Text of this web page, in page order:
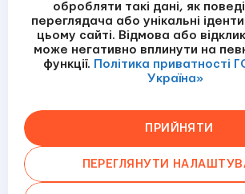
обробляти такі дані, як
переглядача або унікальні
цьому сайті. Відмова або
може негативно вплинути на
функції. Політика приватності
Україна»
ПРИЙНЯТИ
ПЕРЕГЛЯНУТИ
ПІДПИСАТИСЬ
Designed by